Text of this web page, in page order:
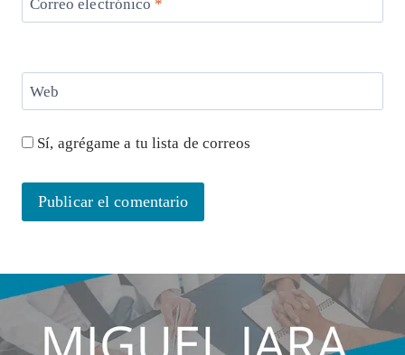
Correo electrónico *
Web
Sí, agrégame a tu lista de correos